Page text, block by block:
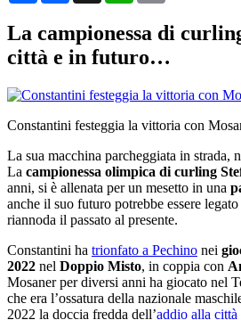
La campionessa di
città e in futuro…
Constantini festeggia la vittoria con
La sua macchina parcheggiata in strada,
La campionessa olimpica di curling
anni, si è allenata per un mesetto in una
anche il suo futuro potrebbe essere
riannoda il passato al presente.
Constantini ha trionfato a Pechino nei
2022 nel Doppio Misto, in coppia con
Mosaner per diversi anni ha giocato nel
che era l’ossatura della nazionale
2022 la doccia fredda dell’addio alla città